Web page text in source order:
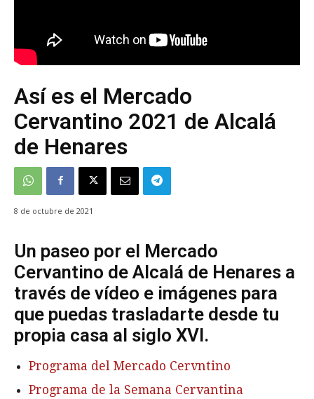
Así es el Mercado
Cervantino 2021 de Alcalá
de Henares
8 de octubre de 2021
Un paseo por el Mercado
Cervantino de Alcalá de Henares a
través de vídeo e imágenes para
que puedas trasladarte desde tu
propia casa al siglo XVI.
Programa del Mercado Cervntino
Programa de la Semana Cervantina